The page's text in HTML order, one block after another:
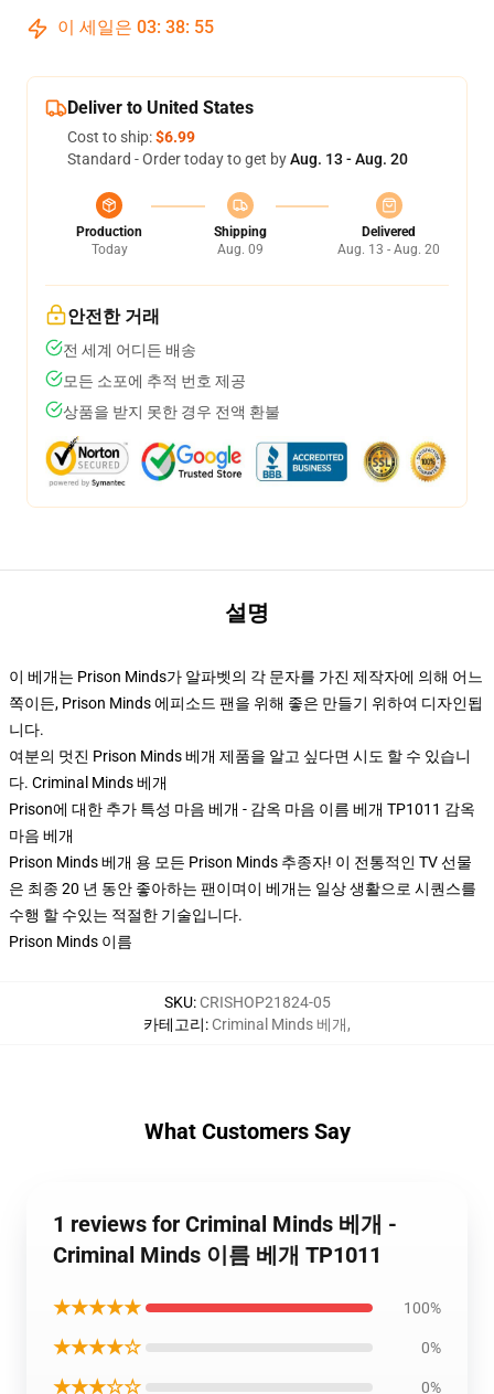
이 세일은 03: 38: 54
Deliver to United States
Cost to ship:$6.99
Standard - Order today to get byAug. 13 - Aug. 20
Production
Today
Shipping
Aug. 09
Delivered
Aug. 13 - Aug. 20
안전한 거래
전 세계 어디든 배송
모든 소포에 추적 번호 제공
상품을 받지 못한 경우 전액 환불
설명
이 베개는 Prison Minds가 알파벳의 각 문자를 가진 제작자에 의해 어느
쪽이든, Prison Minds 에피소드 팬을 위해 좋은 만들기 위하여 디자인됩
니다.
여분의 멋진 Prison Minds 베개 제품을 알고 싶다면 시도 할 수 있습니
다. Criminal Minds 베개
Prison에 대한 추가 특성 마음 베개 - 감옥 마음 이름 베개 TP1011 감옥
마음 베개
Prison Minds 베개 용 모든 Prison Minds 추종자! 이 전통적인 TV 선물
은 최종 20 년 동안 좋아하는 팬이며이 베개는 일상 생활으로 시퀀스를
수행 할 수있는 적절한 기술입니다.
Prison Minds 이름
SKU: CRISHOP21824-05
카테고리: Criminal Minds 베개,
What Customers Say
1 reviews for Criminal Minds 베개 -
Criminal Minds 이름 베개 TP1011
★★★★★ 100%
★★★★☆ 0%
★★★☆☆ 0%